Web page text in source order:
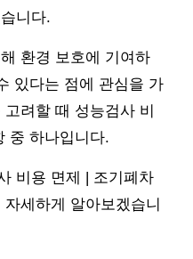
니다.
환경 보호에 기여하
있다는 점에 관심을 가
려할 때 성능검사 비
중 하나입니다.
비용 면제 | 조기폐차
세하게 알아보겠습니